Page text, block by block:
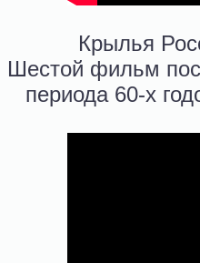
Крылья
Шестой фильм
периода 60-х